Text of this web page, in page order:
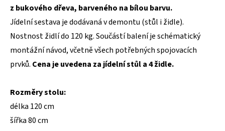
z bukového dřeva, barveného na bílou barvu.
Jídelní sestava je dodávaná v demontu (stůl i židle).
Nostnost židlí do 120 kg. Součástí balení je schématický
montážní návod, včetně všech potřebných spojovacích
prvků. Cena je uvedena za jídelní stůl a 4 židle.
Rozměry stolu:
délka 120 cm
šířka 80 cm